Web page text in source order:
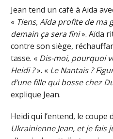
Jean tend un café à Aïda
« Tiens, Aïda profite de ma
demain ça sera fini». Aïda
contre son siège,
tasse. « Dis-moi, pourquoi
Heidi ?». « Le Nantais ?
d’une fille qui bosse chez
explique Jean.
Heidi qui l’entend, le coupe
Ukrainienne Jean, et je